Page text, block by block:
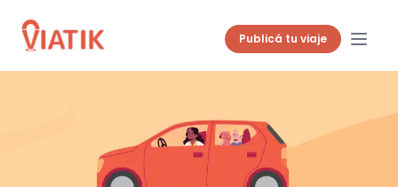
Publicá tu viaje